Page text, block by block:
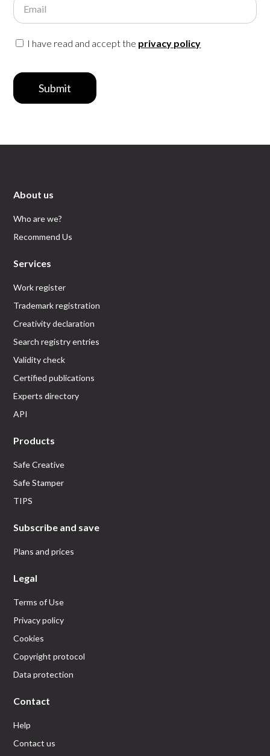
Email
I have read and accept the privacy policy
Submit
About us
Who are we?
Recommend Us
Services
Work register
Trademark registration
Creativity declaration
Search registry entries
Validity check
Certified publications
Experts directory
API
Products
Safe Creative
Safe Stamper
TIPS
Subscribe and save
Plans and prices
Legal
Terms of Use
Privacy policy
Cookies
Copyright protocol
Data protection
Contact
Help
Contact us